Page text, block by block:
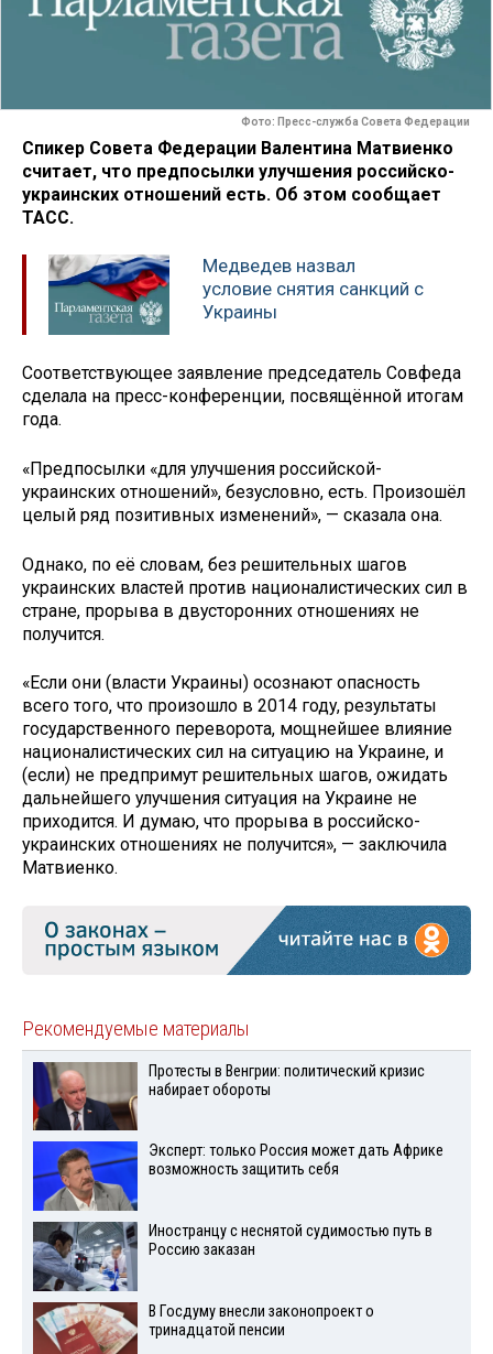
Фото: Пресс-служба Совета Федерации
Спикер Совета Федерации Валентина Матвиенко
считает, что предпосылки улучшения российско-
украинских отношений есть. Об этом сообщает
ТАСС.
Медведев назвал
условие снятия санкций с
Украины
Соответствующее заявление председатель Совфеда
сделала на пресс-конференции, посвящённой итогам
года.
«Предпосылки «для улучшения российской-
украинских отношений», безусловно, есть. Произошёл
целый ряд позитивных изменений», — сказала она.
Однако, по её словам, без решительных шагов
украинских властей против националистических сил в
стране, прорыва в двусторонних отношениях не
получится.
«Если они (власти Украины) осознают опасность
всего того, что произошло в 2014 году, результаты
государственного переворота, мощнейшее влияние
националистических сил на ситуацию на Украине, и
(если) не предпримут решительных шагов, ожидать
дальнейшего улучшения ситуация на Украине не
приходится. И думаю, что прорыва в российско-
украинских отношениях не получится», — заключила
Матвиенко.
Рекомендуемые материалы
Протесты в Венгрии: политический кризис
набирает обороты
Эксперт: только Россия может дать Африке
возможность защитить себя
Иностранцу с неснятой судимостью путь в
Россию заказан
В Госдуму внесли законопроект о
тринадцатой пенсии